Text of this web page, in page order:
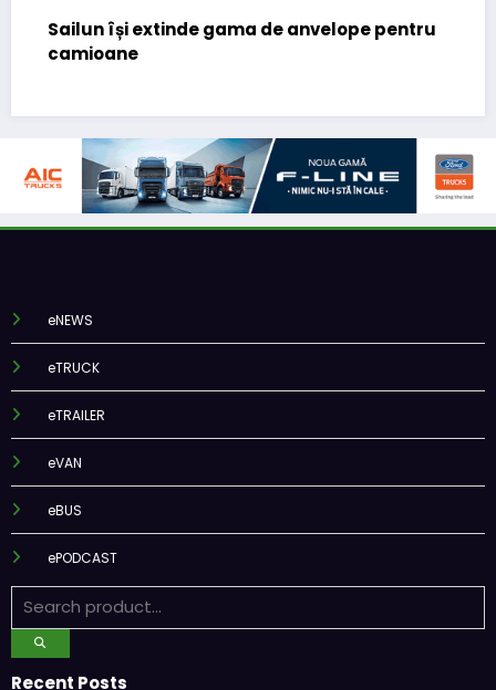
își extinde gama de anvelope pentru
eNEWS
eTRUCK
eTRAILER
eVAN
eBUS
ePODCAST
Recent Posts